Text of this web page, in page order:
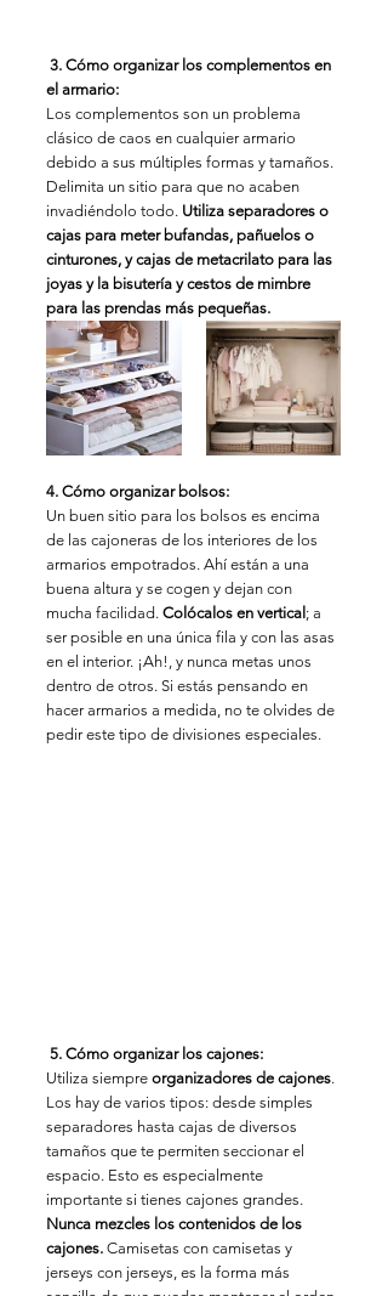
3. Cómo organizar los complementos en
el armario:
Los complementos son un problema
clásico de caos en cualquier armario
debido a sus múltiples formas y tamaños.
Delimita un sitio para que no acaben
invadiéndolo todo. Utiliza separadores o
cajas para meter bufandas, pañuelos o
cinturones, y cajas de metacrilato para las
joyas y la bisutería y cestos de mimbre
para las prendas más pequeñas.
4. Cómo organizar bolsos:
Un buen sitio para los bolsos es encima
de las cajoneras de los interiores de los
armarios empotrados. Ahí están a una
buena altura y se cogen y dejan con
mucha facilidad. Colócalos en vertical ; a
ser posible en una única fila y con las asas
en el interior. ¡Ah!, y nunca metas unos
dentro de otros. Si estás pensando en
hacer armarios a medida, no te olvides de
pedir este tipo de divisiones especiales.
5. Cómo organizar los cajones:
Utiliza siempre organizadores de cajones.
Los hay de varios tipos: desde simples
separadores hasta cajas de diversos
tamaños que te permiten seccionar el
espacio. Esto es especialmente
importante si tienes cajones grandes.
Nunca mezcles los contenidos de los
cajones. Camisetas con camisetas y
jerseys con jerseys, es la forma más